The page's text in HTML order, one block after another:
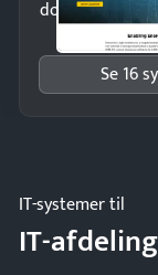
dokumenter.
Se 16
IT-systemer til
IT-